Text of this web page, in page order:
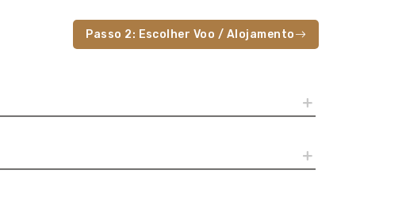
Passo 2: Escolher Voo / Alojamento